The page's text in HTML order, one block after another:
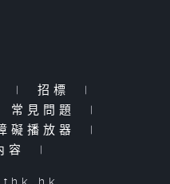
| 招標
|
常見問題
|
礙播放器
|
容
|